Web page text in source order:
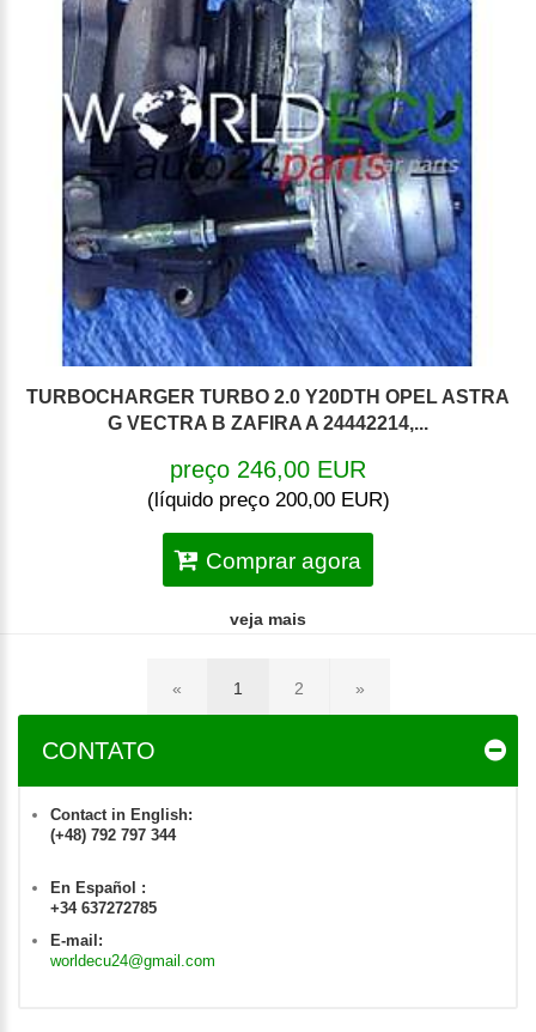
TURBOCHARGER TURBO 2.0 Y20DTH OPEL ASTRA
G VECTRA B ZAFIRA A 24442214,...
preço 246,00 EUR
(líquido preço 200,00 EUR)
Comprar agora
veja mais
« 1 2 »
CONTATO
Contact in English:
(+48) 792 797 344
En Español :
+34 637272785
E-mail:
worldecu24@gmail.com